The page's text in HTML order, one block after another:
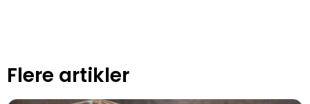
Flere artikler